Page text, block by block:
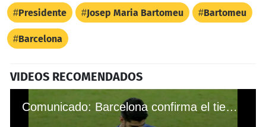
Presidente Josep Maria Bartomeu Bartomeu
Barcelona
VIDEOS RECOMENDADOS
Comunicado: Barcelona confirma el tiempo que Luis Suárez estará de baja por lesión